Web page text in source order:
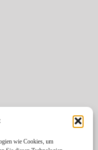
wie Cookies, um